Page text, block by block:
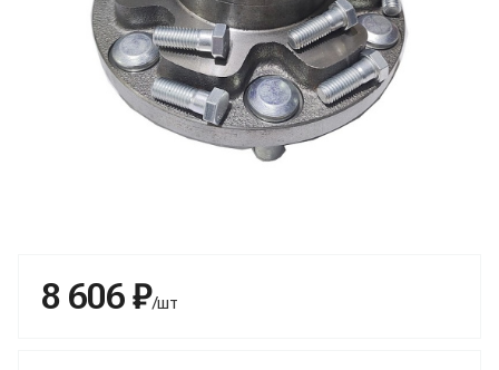
8 606 ₽/шт